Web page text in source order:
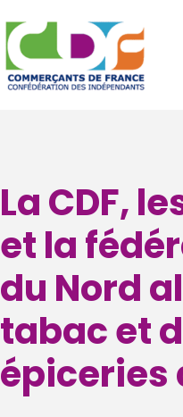
La CDF,
et la
du Nord
tabac et
épiceries